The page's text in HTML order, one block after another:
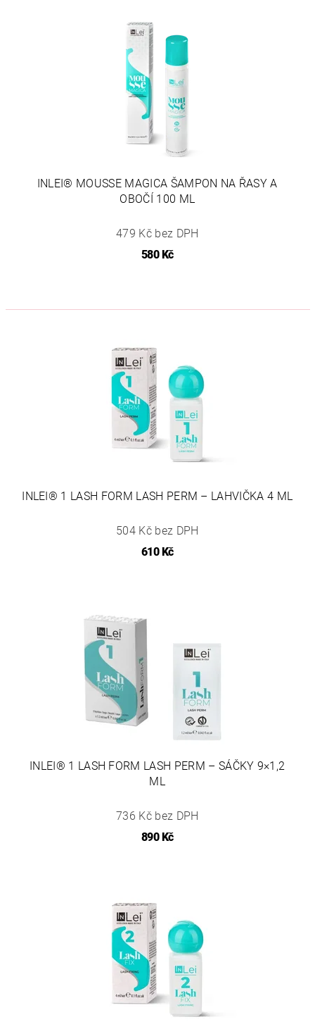
INLEI® MOUSSE MAGICA ŠAMPON NA ŘASY A
OBOČÍ 100 ML
479 Kč bez DPH
580 Kč
INLEI® 1 LASH FORM LASH PERM – LAHVIČKA 4 ML
504 Kč bez DPH
610 Kč
INLEI® 1 LASH FORM LASH PERM – SÁČKY 9×1,2
ML
736 Kč bez DPH
890 Kč